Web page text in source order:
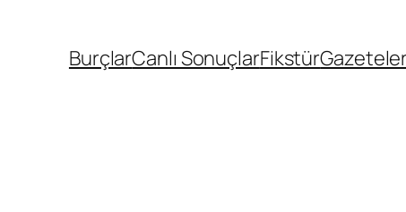
BurçlarCanlı SonuçlarFikstür